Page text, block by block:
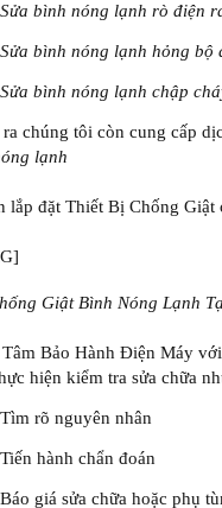
Sửa bình nóng lạnh rò điện
Sửa bình nóng lạnh hỏng bộ
Sửa bình nóng lạnh chập
chúng tôi còn cung cấp
lạnh
lắp đặt Thiết Bị Chống
Giật Bình Nóng Lạnh
Bảo Hành Điện Máy
hiện kiểm tra sửa chữa
Tìm rõ nguyên nhân
Tiến hành chẩn đoán
Báo giá sửa chữa hoặc phụ